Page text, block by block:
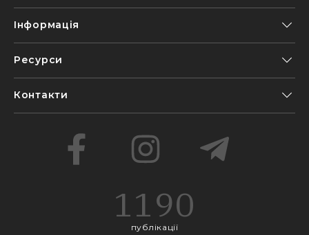
Інформація
Ресурси
Контакти
1190
публікації